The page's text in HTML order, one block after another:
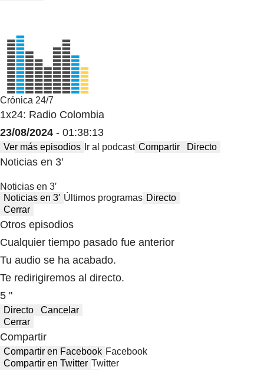
Crónica 24/7
1x24: Radio Colombia
23/08/2024 - 01:38:13
Ver más episodios Ir al podcast Compartir Directo
Noticias en 3′
Noticias en 3′
Noticias en 3′ Últimos programas Directo
Cerrar
Otros episodios
Cualquier tiempo pasado fue anterior
Tu audio se ha acabado.
Te redirigiremos al directo.
5 "
Directo
Cancelar
Cerrar
Compartir
Compartir en Facebook Facebook
Compartir en Twitter Twitter